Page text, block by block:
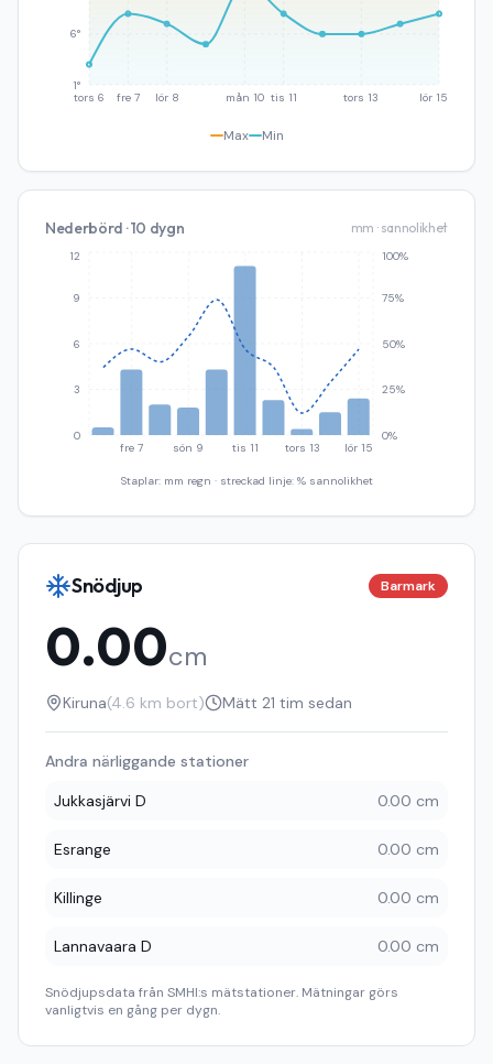
tors 6 fre 7 lör 8 mån 10 tis 11 tors 13 lör 15
1°
6°
Max Min
Nederbörd · 10 dygn mm · sannolikhet
fre 7 sön 9 tis 11 tors 13 lör 15
0
3
6
9
12
0%
25%
50%
75%
100%
Staplar: mm regn · streckad linje: % sannolikhet
Snödjup Barmark
0.00cm
Kiruna(4.6 km bort) Mätt 21 tim sedan
Andra närliggande stationer
Jukkasjärvi D
0.00 cm
Esrange 0.00 cm
Killinge 0.00 cm
Lannavaara D 0.00 cm
Snödjupsdata från SMHI:s mätstationer. Mätningar görs
vanligtvis en gång per dygn.